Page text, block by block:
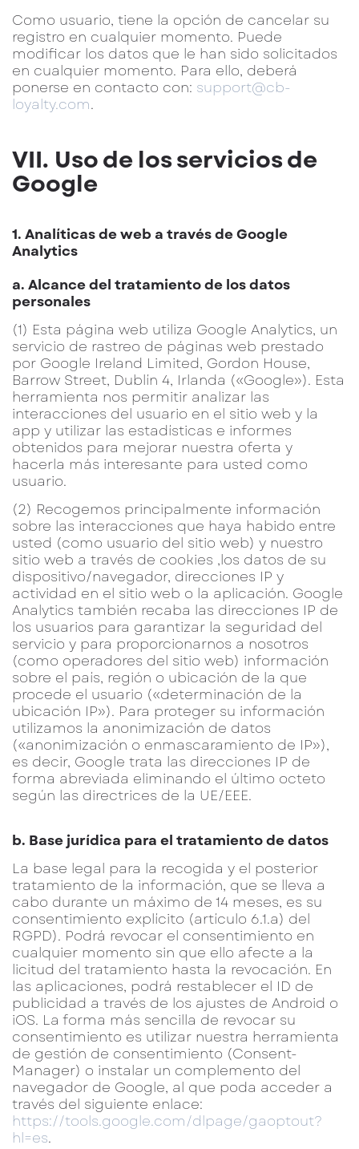
Como usuario, tiene la opción de cancelar su
registro en cualquier momento. Puede
modificar los datos que le han sido solicitados
en cualquier momento. Para ello, deberá
ponerse en contacto con: support@cb-
loyalty.com.
VII. Uso de los servicios de
Google
1. Analíticas de web a través de Google
Analytics
a. Alcance del tratamiento de los datos
personales
(1) Esta página web utiliza Google Analytics, un
servicio de rastreo de páginas web prestado
por Google Ireland Limited, Gordon House,
Barrow Street, Dublín 4, Irlanda («Google»). Esta
herramienta nos permitir analizar las
interacciones del usuario en el sitio web y la
app y utilizar las estadísticas e informes
obtenidos para mejorar nuestra oferta y
hacerla más interesante para usted como
usuario.
(2) Recogemos principalmente información
sobre las interacciones que haya habido entre
usted (como usuario del sitio web) y nuestro
sitio web a través de cookies ,los datos de su
dispositivo/navegador, direcciones IP y
actividad en el sitio web o la aplicación. Google
Analytics también recaba las direcciones IP de
los usuarios para garantizar la seguridad del
servicio y para proporcionarnos a nosotros
(como operadores del sitio web) información
sobre el país, región o ubicación de la que
procede el usuario («determinación de la
ubicación IP»). Para proteger su información
utilizamos la anonimización de datos
(«anonimización o enmascaramiento de IP»),
es decir, Google trata las direcciones IP de
forma abreviada eliminando el último octeto
según las directrices de la UE/EEE.
b. Base jurídica para el tratamiento de datos
La base legal para la recogida y el posterior
tratamiento de la información, que se lleva a
cabo durante un máximo de 14 meses, es su
consentimiento explícito (artículo 6.1.a) del
RGPD). Podrá revocar el consentimiento en
cualquier momento sin que ello afecte a la
licitud del tratamiento hasta la revocación. En
las aplicaciones, podrá restablecer el ID de
publicidad a través de los ajustes de Android o
iOS. La forma más sencilla de revocar su
consentimiento es utilizar nuestra herramienta
de gestión de consentimiento (Consent-
Manager) o instalar un complemento del
navegador de Google, al que poda acceder a
través del siguiente enlace:
https://tools.google.com/dlpage/gaoptout?
hl=es.